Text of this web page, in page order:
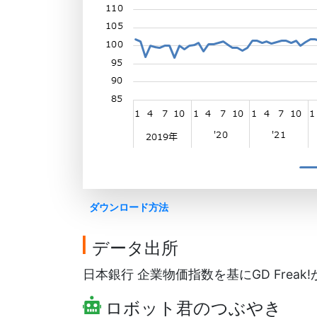
ダウンロード方法
データ出所
日本銀行 企業物価指数を基にGD Freak!
ロボット君のつぶやき